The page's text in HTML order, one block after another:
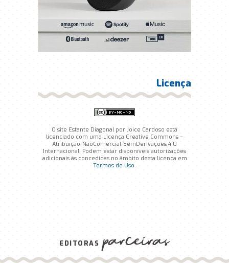
Licença
O site Estante Diagonal por Joice Cardoso está
licenciado com uma Licença Creative Commons –
Atribuição-NãoComercial-SemDerivações 4.0
Internacional. Podem estar disponíveis autorizações
adicionais às concedidas no âmbito desta licença em
Termos de Uso.
EDITORAS parceiras